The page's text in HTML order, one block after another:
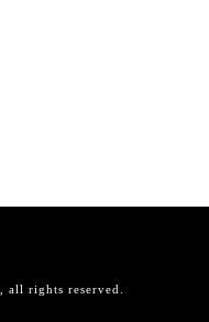
, all rights reserved.